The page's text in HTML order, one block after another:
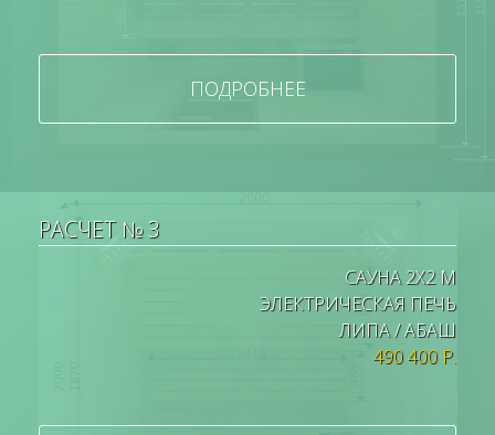
ПОДРОБНЕЕ
РАСЧЕТ № 3
САУНА 2Х2 М
ЭЛЕКТРИЧЕСКАЯ ПЕЧЬ
ЛИПА / АБАШ
490 400 Р.